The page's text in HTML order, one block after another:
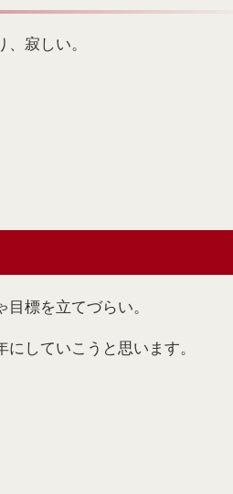
寂しい。
標を立てづらい。
していこうと思います。